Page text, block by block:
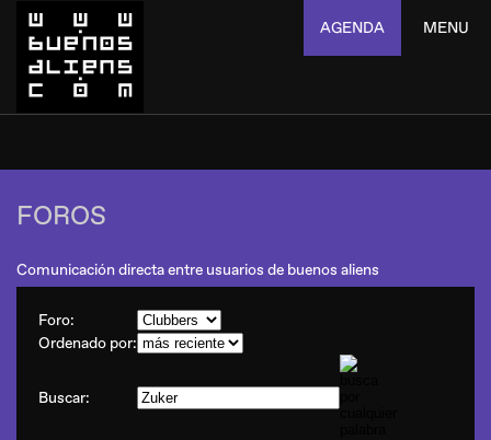
AGENDA MENU
FOROS
Comunicación directa entre usuarios de buenos aliens
Foro:
Ordenado por:
Buscar: